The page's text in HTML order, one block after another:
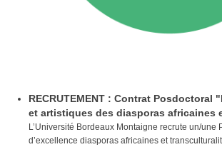
RECRUTEMENT : Contrat Posdoctoral
et artistiques des diasporas africaines
L’Université Bordeaux Montaigne recrute un/une
d’excellence diasporas africaines et